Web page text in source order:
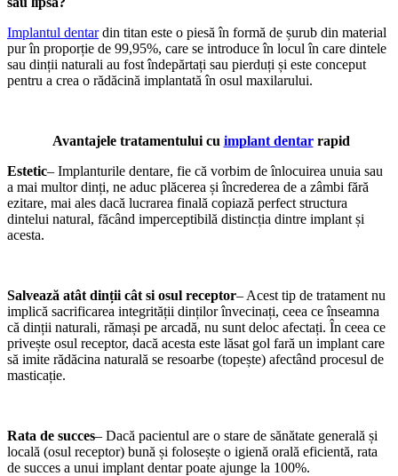
Implantul dentardin titan este o piesă în formă de șurub din material
pur în proporție de 99,95%, care se introduce în locul în care dintele
sau dinții naturali au fost îndepărtați sau pierduți și este conceput
pentru a crea o rădăcină implantată în osul maxilarului.
Avantajele tratamentului cu implant dentarrapid
Estetic– Implanturile dentare, fie că vorbim de înlocuirea unuia sau
a mai multor dinți, ne aduc plăcerea și încrederea de a zâmbi fără
ezitare, mai ales dacă lucrarea finală copiază perfect structura
dintelui natural, făcând imperceptibilă distincția dintre implant și
acesta.
Salvează atât dinții cât si osul receptor– Acest tip de tratament nu
implică sacrificarea integrității dinților învecinați, ceea ce înseamna
că dinții naturali, rămași pe arcadă, nu sunt deloc afectați. În ceea ce
privește osul receptor, dacă acesta este lăsat gol fară un implant care
să imite rădăcina naturală se resoarbe (topește) afectând procesul de
masticație.
Rata de succes– Dacă pacientul are o stare de sănătate generală și
locală (osul receptor) bună și folosește o igienă orală eficientă, rata
de succes a unui implant dentar poate ajunge la 100%.